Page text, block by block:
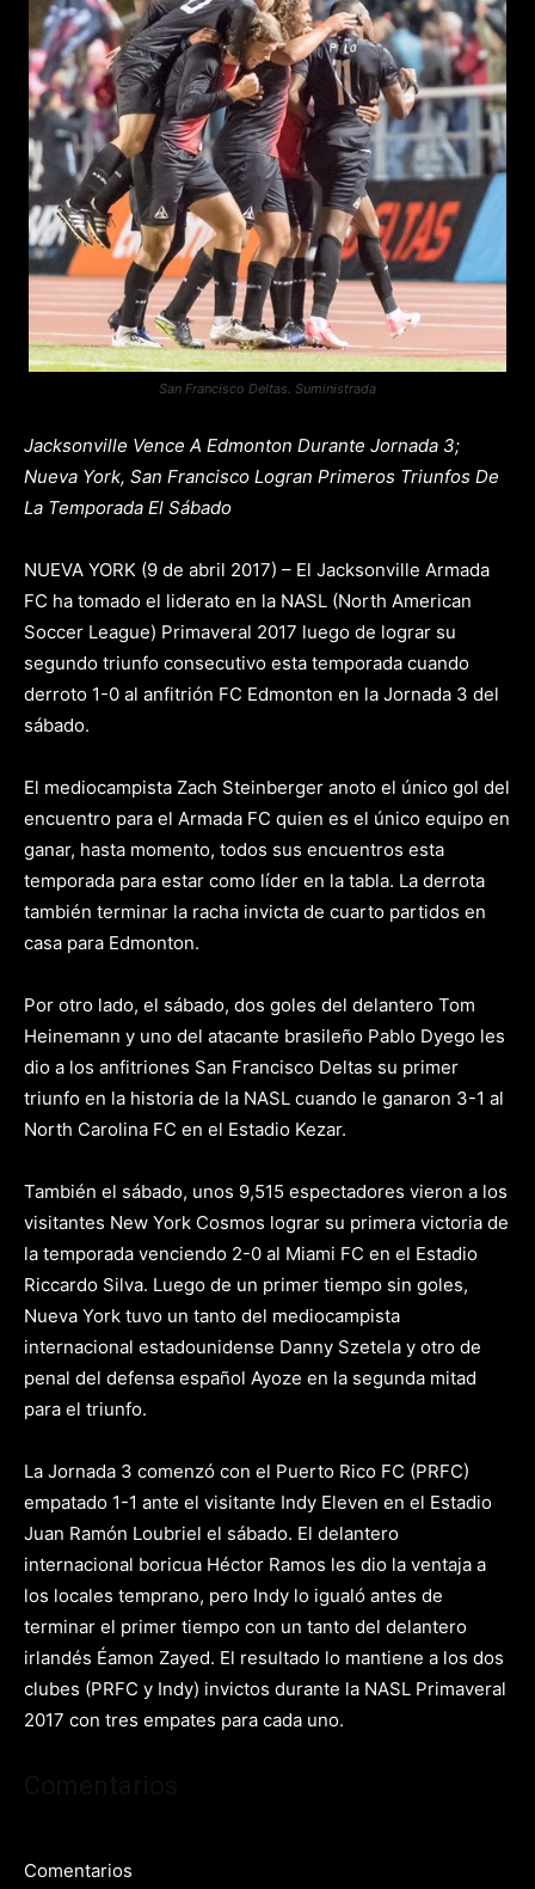
San Francisco Deltas. Suministrada
Jacksonville Vence A Edmonton Durante Jornada 3;
Nueva York, San Francisco Logran Primeros Triunfos De
La Temporada El Sábado
NUEVA YORK (9 de abril 2017) – El Jacksonville Armada
FC ha tomado el liderato en la NASL (North American
Soccer League) Primaveral 2017 luego de lograr su
segundo triunfo consecutivo esta temporada cuando
derroto 1-0 al anfitrión FC Edmonton en la Jornada 3 del
sábado.
El mediocampista Zach Steinberger anoto el único gol del
encuentro para el Armada FC quien es el único equipo en
ganar, hasta momento, todos sus encuentros esta
temporada para estar como líder en la tabla. La derrota
también terminar la racha invicta de cuarto partidos en
casa para Edmonton.
Por otro lado, el sábado, dos goles del delantero Tom
Heinemann y uno del atacante brasileño Pablo Dyego les
dio a los anfitriones San Francisco Deltas su primer
triunfo en la historia de la NASL cuando le ganaron 3-1 al
North Carolina FC en el Estadio Kezar.
También el sábado, unos 9,515 espectadores vieron a los
visitantes New York Cosmos lograr su primera victoria de
la temporada venciendo 2-0 al Miami FC en el Estadio
Riccardo Silva. Luego de un primer tiempo sin goles,
Nueva York tuvo un tanto del mediocampista
internacional estadounidense Danny Szetela y otro de
penal del defensa español Ayoze en la segunda mitad
para el triunfo.
La Jornada 3 comenzó con el Puerto Rico FC (PRFC)
empatado 1-1 ante el visitante Indy Eleven en el Estadio
Juan Ramón Loubriel el sábado. El delantero
internacional boricua Héctor Ramos les dio la ventaja a
los locales temprano, pero Indy lo igualó antes de
terminar el primer tiempo con un tanto del delantero
irlandés Éamon Zayed. El resultado lo mantiene a los dos
clubes (PRFC y Indy) invictos durante la NASL Primaveral
2017 con tres empates para cada uno.
Comentarios